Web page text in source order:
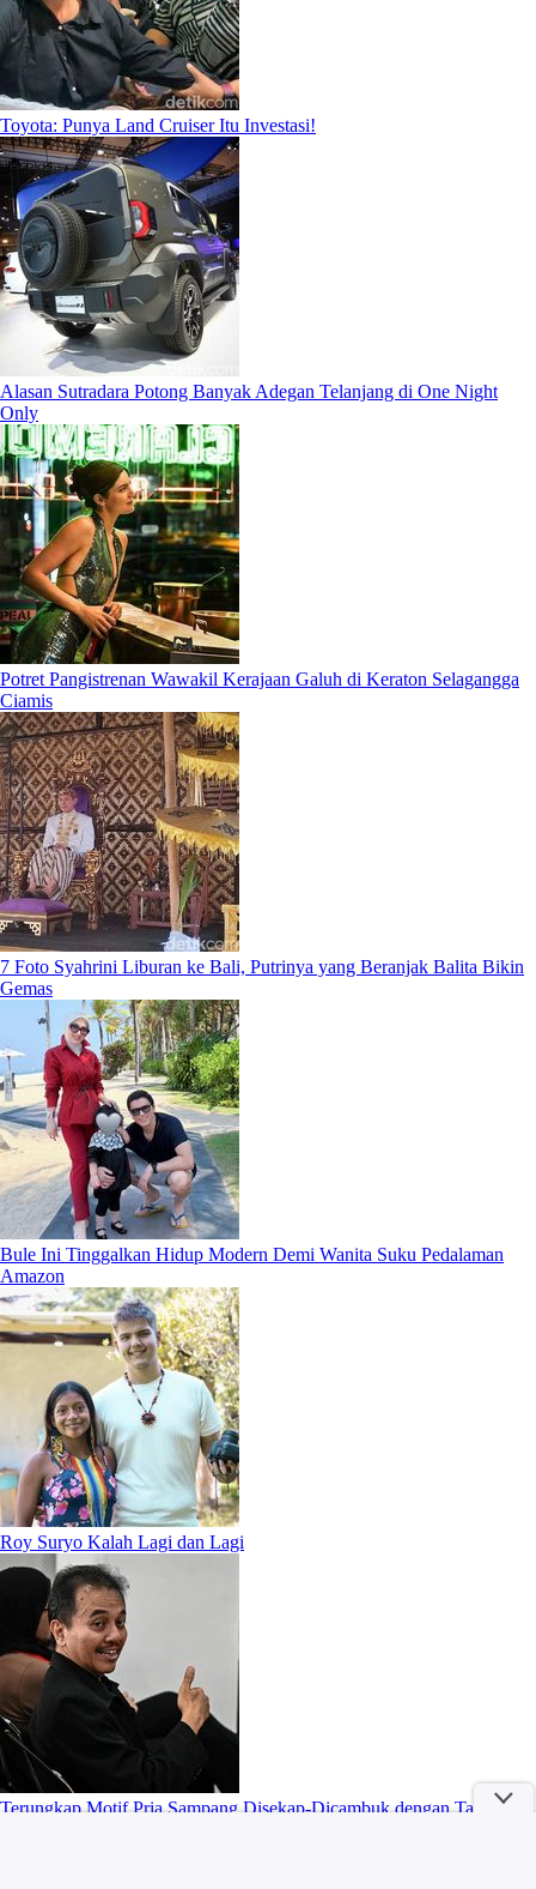
Toyota: Punya Land Cruiser Itu Investasi!
Alasan Sutradara Potong Banyak Adegan Telanjang di One Night
Only
Potret Pangistrenan Wawakil Kerajaan Galuh di Keraton Selagangga
Ciamis
7 Foto Syahrini Liburan ke Bali, Putrinya yang Beranjak Balita Bikin
Gemas
Bule Ini Tinggalkan Hidup Modern Demi Wanita Suku Pedalaman
Amazon
Roy Suryo Kalah Lagi dan Lagi
Terungkap Motif Pria Sampang Disekap-Dicambuk dengan Tangan